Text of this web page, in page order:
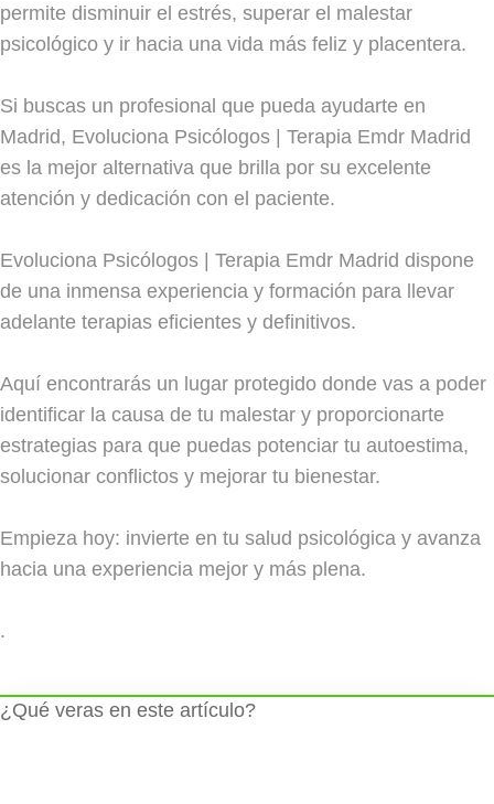
permite disminuir el estrés, superar el malestar
psicológico y ir hacia una vida más feliz y placentera.
Si buscas un profesional que pueda ayudarte en
Madrid, Evoluciona Psicólogos | Terapia Emdr Madrid
es la mejor alternativa que brilla por su excelente
atención y dedicación con el paciente.
Evoluciona Psicólogos | Terapia Emdr Madrid dispone
de una inmensa experiencia y formación para llevar
adelante terapias eficientes y definitivos.
Aquí encontrarás un lugar protegido donde vas a poder
identificar la causa de tu malestar y proporcionarte
estrategias para que puedas potenciar tu autoestima,
solucionar conflictos y mejorar tu bienestar.
Empieza hoy: invierte en tu salud psicológica y avanza
hacia una experiencia mejor y más plena.
.
¿Qué veras en este artículo?